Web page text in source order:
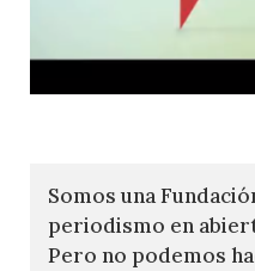
Somos una
periodismo en
Pero no podemos